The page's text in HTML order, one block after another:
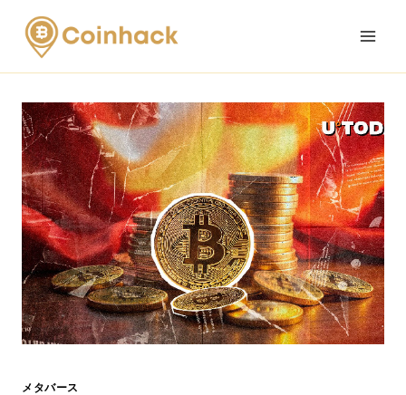
Skip
content
メタバース